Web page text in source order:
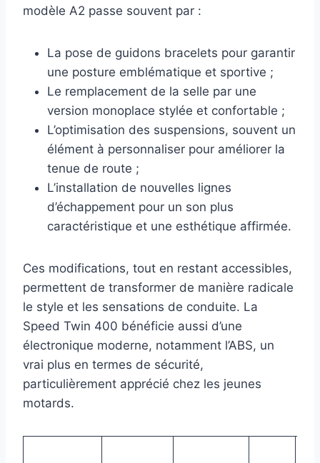
modèle A2 passe souvent par :
La pose de guidons bracelets pour garantir
une posture emblématique et sportive ;
Le remplacement de la selle par une
version monoplace stylée et confortable ;
L’optimisation des suspensions, souvent un
élément à personnaliser pour améliorer la
tenue de route ;
L’installation de nouvelles lignes
d’échappement pour un son plus
caractéristique et une esthétique affirmée.
Ces modifications, tout en restant accessibles,
permettent de transformer de manière radicale
le style et les sensations de conduite. La
Speed Twin 400 bénéficie aussi d’une
électronique moderne, notamment l’ABS, un
vrai plus en termes de sécurité,
particulièrement apprécié chez les jeunes
motards.